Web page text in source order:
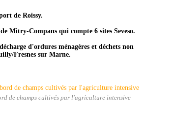
de Roissy.
Mitry-Compans qui compte 6 sites Seveso.
d'ordures ménagères et déchets non
Fresnes sur Marne.
de champs cultivés par l'agriculture intensive